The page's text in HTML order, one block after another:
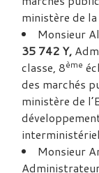
ministère de
Monsieur
35 742 Y,
classe, 8ème
des marchés
ministère de
Monsieur